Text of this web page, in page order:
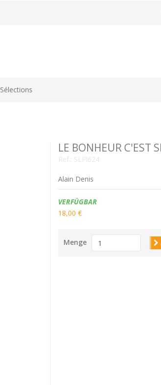
Sélections
LE BONHEUR C'EST
Ref.: SLPl624
Alain Denis
Verfügbarkeit:
VERFÜGBAR
18,00 €
Menge